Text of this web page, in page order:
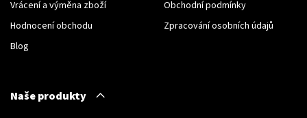
Vrácení a výměna zboží
Hodnocení obchodu
Blog
Obchodní podmínky
Zpracování osobních údajů
Naše produkty